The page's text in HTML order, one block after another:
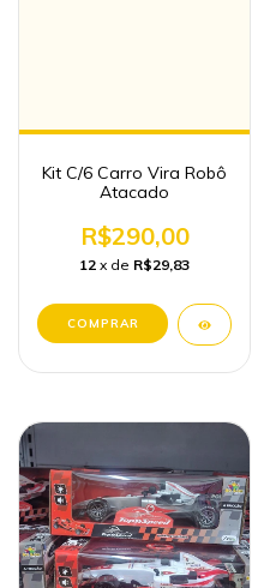
Kit C/6 Carro Vira Robô
Atacado
R$290,00
12 x de R$29,83